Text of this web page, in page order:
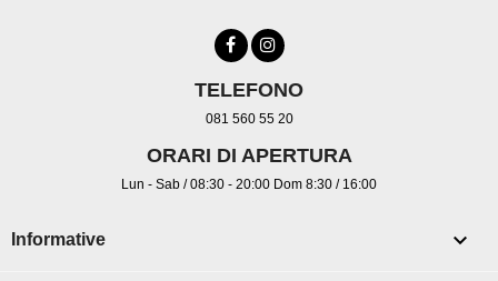
TELEFONO
081 560 55 20
ORARI DI APERTURA
Lun - Sab / 08:30 - 20:00 Dom 8:30 / 16:00
Informative 